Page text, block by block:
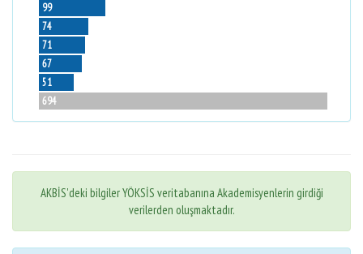
99
74
71
67
51
694
AKBİS'deki bilgiler YÖKSİS veritabanına Akademisyenlerin girdiği
verilerden oluşmaktadır.